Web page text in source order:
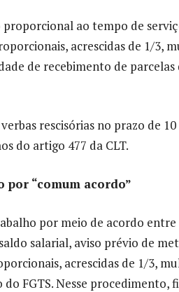
ao tempo de
acrescidas de 1/3,
de recebimento de parcelas
rescisórias no prazo de 10
do artigo 477 da CLT.
por “comum acordo”
por meio de acordo entre
salarial, aviso prévio de
acrescidas de 1/3,
FGTS. Nesse procedimento,